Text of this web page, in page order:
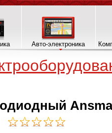
Авто-электроника